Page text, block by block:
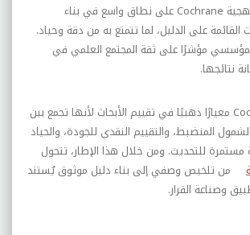
Cochrane على نطاق واسع في بناء
القائمة على الدليل، لما تتمتع به من دقة وحياد.
مؤشرًا على ثقة المجتمع العلمي في
نتائجها.
معيارًا ذهبيًا في تقييم الأبحاث لأنها تجمع بين
المنضبط، والتقييم النقدي للجودة، والحياد
مستمرة للتحديث. ومن خلال هذا الإطار، تتحول
من تلخيص وصفي إلى بناء دليل موثوق يُستند
وصناعة القرار.